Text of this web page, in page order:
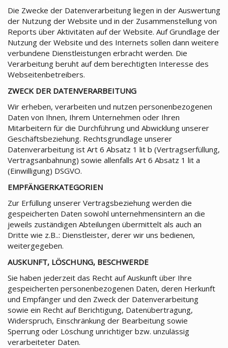
Die Zwecke der Datenverarbeitung liegen in der Auswertung
der Nutzung der Website und in der Zusammenstellung von
Reports über Aktivitäten auf der Website. Auf Grundlage der
Nutzung der Website und des Internets sollen dann weitere
verbundene Dienstleistungen erbracht werden. Die
Verarbeitung beruht auf dem berechtigten Interesse des
Webseitenbetreibers.
ZWECK DER DATENVERARBEITUNG
Wir erheben, verarbeiten und nutzen personenbezogenen
Daten von Ihnen, Ihrem Unternehmen oder Ihren
Mitarbeitern für die Durchführung und Abwicklung unserer
Geschäftsbeziehung. Rechtsgrundlage unserer
Datenverarbeitung ist Art 6 Absatz 1 lit b (Vertragserfüllung,
Vertragsanbahnung) sowie allenfalls Art 6 Absatz 1 lit a
(Einwilligung) DSGVO.
EMPFÄNGERKATEGORIEN
Zur Erfüllung unserer Vertragsbeziehung werden die
gespeicherten Daten sowohl unternehmensintern an die
jeweils zuständigen Abteilungen übermittelt als auch an
Dritte wie z.B..: Dienstleister, derer wir uns bedienen,
weitergegeben.
AUSKUNFT, LÖSCHUNG, BESCHWERDE
Sie haben jederzeit das Recht auf Auskunft über Ihre
gespeicherten personenbezogenen Daten, deren Herkunft
und Empfänger und den Zweck der Datenverarbeitung
sowie ein Recht auf Berichtigung, Datenübertragung,
Widerspruch, Einschränkung der Bearbeitung sowie
Sperrung oder Löschung unrichtiger bzw. unzulässig
verarbeiteter Daten.